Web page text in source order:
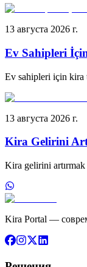
13 августа 2026 г.
Ev Sahipleri
Ev sahipleri için kira
13 августа 2026 г.
Kira Gelirini
Kira gelirini
Kira Portal —